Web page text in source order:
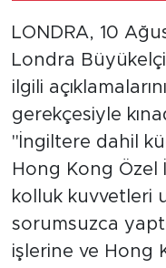
LONDRA, 10
Londra
ilgili
gerekçesiyle
"İngiltere dahil
Hong Kong Özel
kolluk kuvvetleri
sorumsuzca
işlerine ve Hong